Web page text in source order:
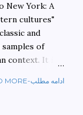
New York: A
cultures"
and
of
context. It is
between
READ MORE-ادامه مطلب